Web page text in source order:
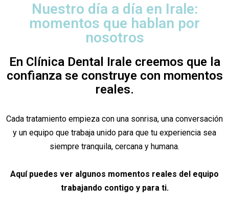
Nuestro día a día en Irale:
momentos que hablan por
nosotros
En Clínica Dental Irale creemos que la
confianza se construye con momentos
reales.
Cada tratamiento empieza con una sonrisa, una conversación
y un equipo que trabaja unido para que tu experiencia sea
siempre tranquila, cercana y humana.
Aquí puedes ver algunos momentos reales del equipo
trabajando contigo y para ti.